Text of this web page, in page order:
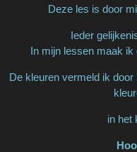
Deze les is door
Ieder
In mijn lessen maak
De kleuren vermeld ik
in het